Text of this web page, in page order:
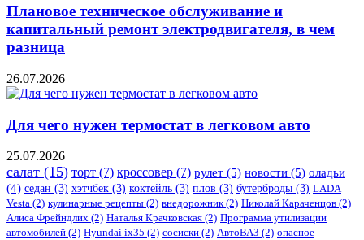
Плановое техническое обслуживание и
капитальный ремонт электродвигателя, в чем
разница
26.07.2026
Для чего нужен термостат в легковом авто
25.07.2026
салат (15) торт (7) кроссовер (7) рулет (5) новости (5) оладьи
(4) седан (3) хэтчбек (3) коктейль (3) плов (3) бутерброды (3) LADA
Vesta (2) кулинарные рецепты (2) внедорожник(2) Николай Караченцов (2)
Алиса Фрейндлих (2) Наталья Крачковская (2) Программа утилизации
автомобилей (2) ​Hyundai ix35 (2) сосиски (2) АвтоВАЗ (2) опасное